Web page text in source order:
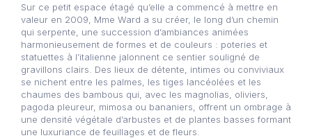
Sur ce petit espace étagé qu’elle a commencé à mettre en
valeur en 2009, Mme Ward a su créer, le long d’un chemin
qui serpente, une succession d’ambiances animées
harmonieusement de formes et de couleurs : poteries et
statuettes à l’italienne jalonnent ce sentier souligné de
gravillons clairs. Des lieux de détente, intimes ou conviviaux
se nichent entre les palmes, les tiges lancéolées et les
chaumes des bambous qui, avec les magnolias, oliviers,
pagoda pleureur, mimosa ou bananiers, offrent un ombrage à
une densité végétale d’arbustes et de plantes basses formant
une luxuriance de feuillages et de fleurs.